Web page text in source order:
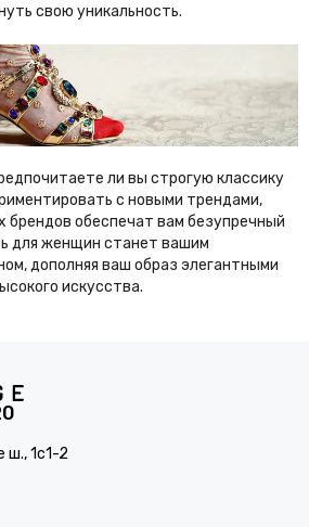
свою уникальность.
ли вы строгую классику
с новыми трендами,
обеспечат вам безупречный
для женщин станет вашим
дополняя ваш образ элегантными
искусства.
ш., 1с1-2